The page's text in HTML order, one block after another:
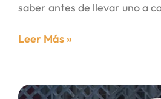
saber antes de llevar uno a
Leer Más »